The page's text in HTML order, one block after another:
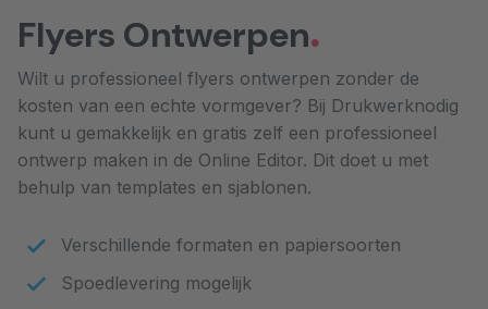
Flyers Ontwerpen
Wilt u professioneel flyers ontwerpen zonder de
kosten van een echte vormgever? Bij Drukwerknodig
kunt u gemakkelijk en gratis zelf een professioneel
ontwerp maken in de Online Editor. Dit doet u met
behulp van templates en sjablonen.
Verschillende formaten en papiersoorten
Spoedlevering mogelijk